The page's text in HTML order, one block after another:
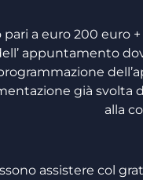
a euro 200 euro
appuntamento
già
alla
assistere col